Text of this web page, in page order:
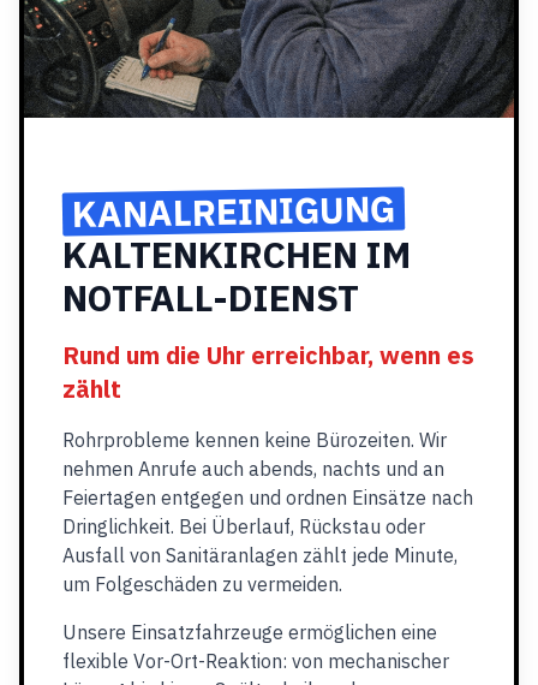
KANALREINIGUNG
KALTENKIRCHEN IM
NOTFALL-DIENST
Rund um die Uhr erreichbar, wenn es
zählt
Rohrprobleme kennen keine Bürozeiten. Wir
nehmen Anrufe auch abends, nachts und an
Feiertagen entgegen und ordnen Einsätze nach
Dringlichkeit. Bei Überlauf, Rückstau oder
Ausfall von Sanitäranlagen zählt jede Minute,
um Folgeschäden zu vermeiden.
Unsere Einsatzfahrzeuge ermöglichen eine
flexible Vor-Ort-Reaktion: von mechanischer